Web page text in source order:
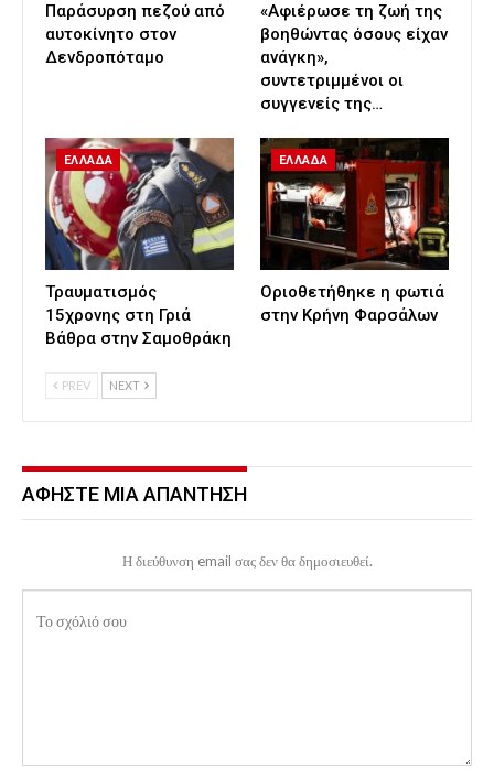
Παράσυρση πεζού από
αυτοκίνητο στον
Δενδροπόταμο
«Αφιέρωσε τη ζωή της
βοηθώντας όσους είχαν
ανάγκη»,
συντετριμμένοι οι
συγγενείς της…
ΕΛΛΑΔΑ
Τραυματισμός
15χρονης στη Γριά
Βάθρα στην Σαμοθράκη
ΕΛΛΑΔΑ
Οριοθετήθηκε η φωτιά
στην Κρήνη Φαρσάλων
PREV NEXT
ΑΦΉΣΤΕ ΜΙΑ ΑΠΆΝΤΗΣΗ
Η διεύθυνση email σας δεν θα δημοσιευθεί.